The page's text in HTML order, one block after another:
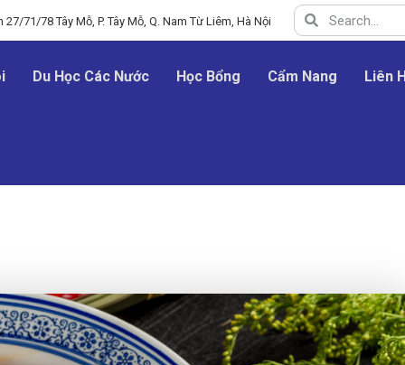
71/78 Tây Mỗ, P. Tây Mỗ, Q. Nam Từ Liêm, Hà Nội
Du Học Các Nước Học Bổng Cẩm Nang Liên